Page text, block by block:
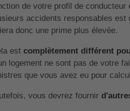
de votre profil de
accidents responsables
donc une prime plus élevée.
est complètement différent
logement ne sont pas de votre
que vous avez eu pour
vous devrez fournir